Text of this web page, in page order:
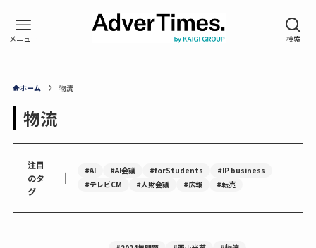
ホーム 物流
物流
注目
のタ
グ
｜ #AI #AI会議 #forStudents
#IP business
#テレビCM
#人財会議 #広報 #転売